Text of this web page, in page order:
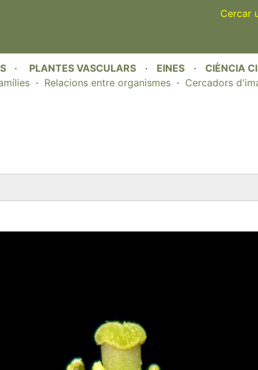
Cercar
· PLANTES VASCULARS · EINES · CIÈNCIA
· Relacions entre organismes· Cercadors